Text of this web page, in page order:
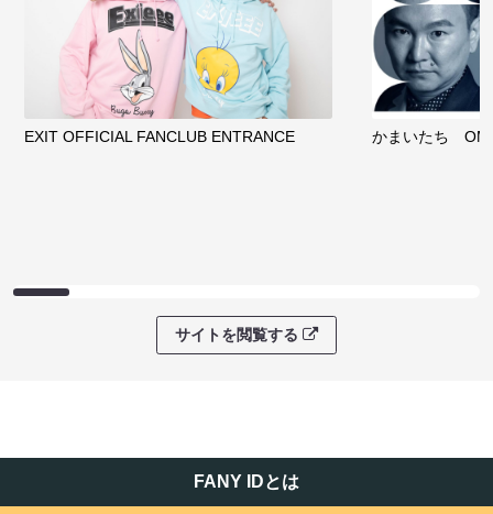
EXIT OFFICIAL FANCLUB ENTRANCE かまいたち
サイトを閲覧する
FANY IDとは